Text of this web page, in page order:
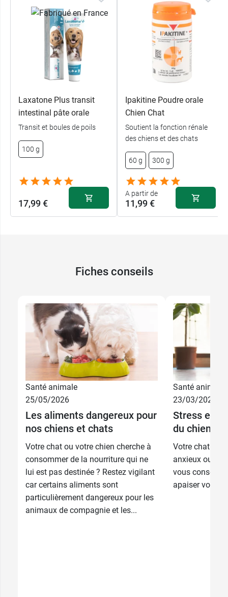
Laxatone Plus transit
intestinal pâte orale
Transit et boules de poils
100 g
17,99 €
Ipakitine Poudre orale
Chien Chat
Soutient la fonction rénale
des chiens et des chats
60 g 300 g
A partir de
11,99 €
11,99 €
300 g 34,99 €
Fiches conseils
Santé animale
25/05/2026
Les aliments dangereux pour
nos chiens et chats
Votre chat ou votre chien cherche à
consommer de la nourriture qui ne
lui est pas destinée ? Restez vigilant
car certains aliments sont
particulièrement dangereux pour les
animaux de compagnie et les...
Santé animale
23/03/2026
Stress et
du chien :
Votre chat ou
anxieux ou
vous conseille
apaiser votre